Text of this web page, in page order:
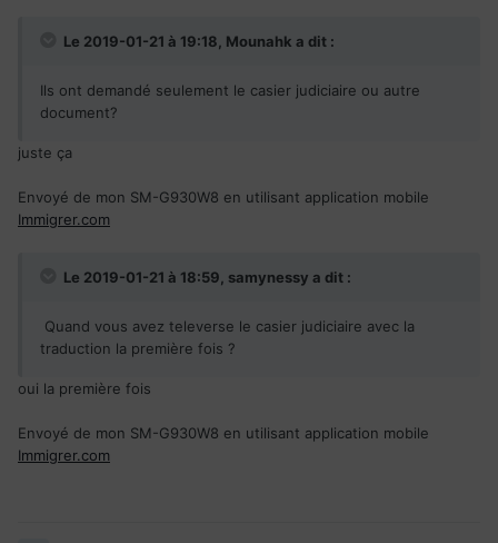
Envoyé de mon SM-G930W8 en utilisant application mobile
Immigrer.com
Le 2019-01-21 à 19:18, Mounahk a dit :
Ils ont demandé seulement le casier judiciaire ou autre
document?
juste ça
Envoyé de mon SM-G930W8 en utilisant application mobile
Immigrer.com
Le 2019-01-21 à 18:59, samynessy a dit :
Quand vous avez televerse le casier judiciaire avec la
traduction la première fois ?
oui la première fois
Envoyé de mon SM-G930W8 en utilisant application mobile
Immigrer.com